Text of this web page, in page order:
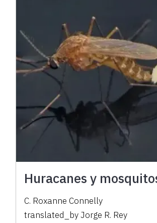
Huracanes y
C. Roxanne Connelly
translated_byJorge R. Rey